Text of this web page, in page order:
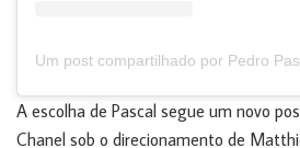
A escolha de Pascal segue um novo
Chanel sob o direcionamento de